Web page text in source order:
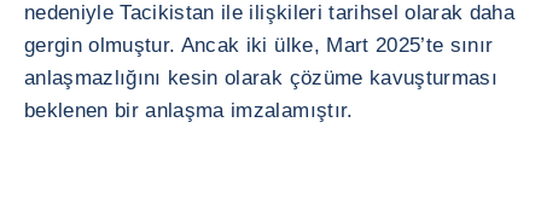
nedeniyle Tacikistan ile ilişkileri tarihsel olarak daha
gergin olmuştur. Ancak iki ülke, Mart 2025’te sınır
anlaşmazlığını kesin olarak çözüme kavuşturması
beklenen bir anlaşma imzalamıştır.